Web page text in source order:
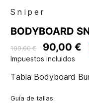
Sniper
BODYBOARD
100,00 € 90,00 €
Impuestos incluidos
Tabla Bodyboard
Guía de tallas